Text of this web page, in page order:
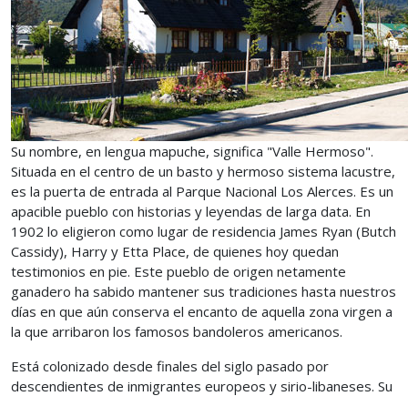
Su nombre, en lengua mapuche, significa "Valle Hermoso".
Situada en el centro de un basto y hermoso sistema lacustre,
es la puerta de entrada al Parque Nacional Los Alerces. Es un
apacible pueblo con historias y leyendas de larga data. En
1902 lo eligieron como lugar de residencia James Ryan (Butch
Cassidy), Harry y Etta Place, de quienes hoy quedan
testimonios en pie. Este pueblo de origen netamente
ganadero ha sabido mantener sus tradiciones hasta nuestros
días en que aún conserva el encanto de aquella zona virgen a
la que arribaron los famosos bandoleros americanos.
Está colonizado desde finales del siglo pasado por
descendientes de inmigrantes europeos y sirio-libaneses. Su